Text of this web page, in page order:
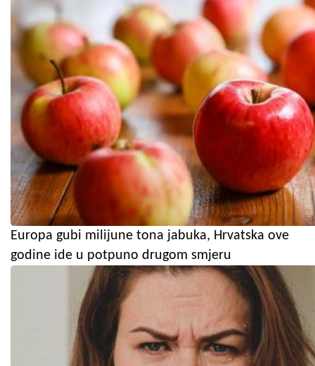
Europa gubi milijune tona jabuka, Hrvatska ove
godine ide u potpuno drugom smjeru